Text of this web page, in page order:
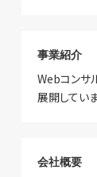
事業紹介
Webコンサ
展開していま
会社概要